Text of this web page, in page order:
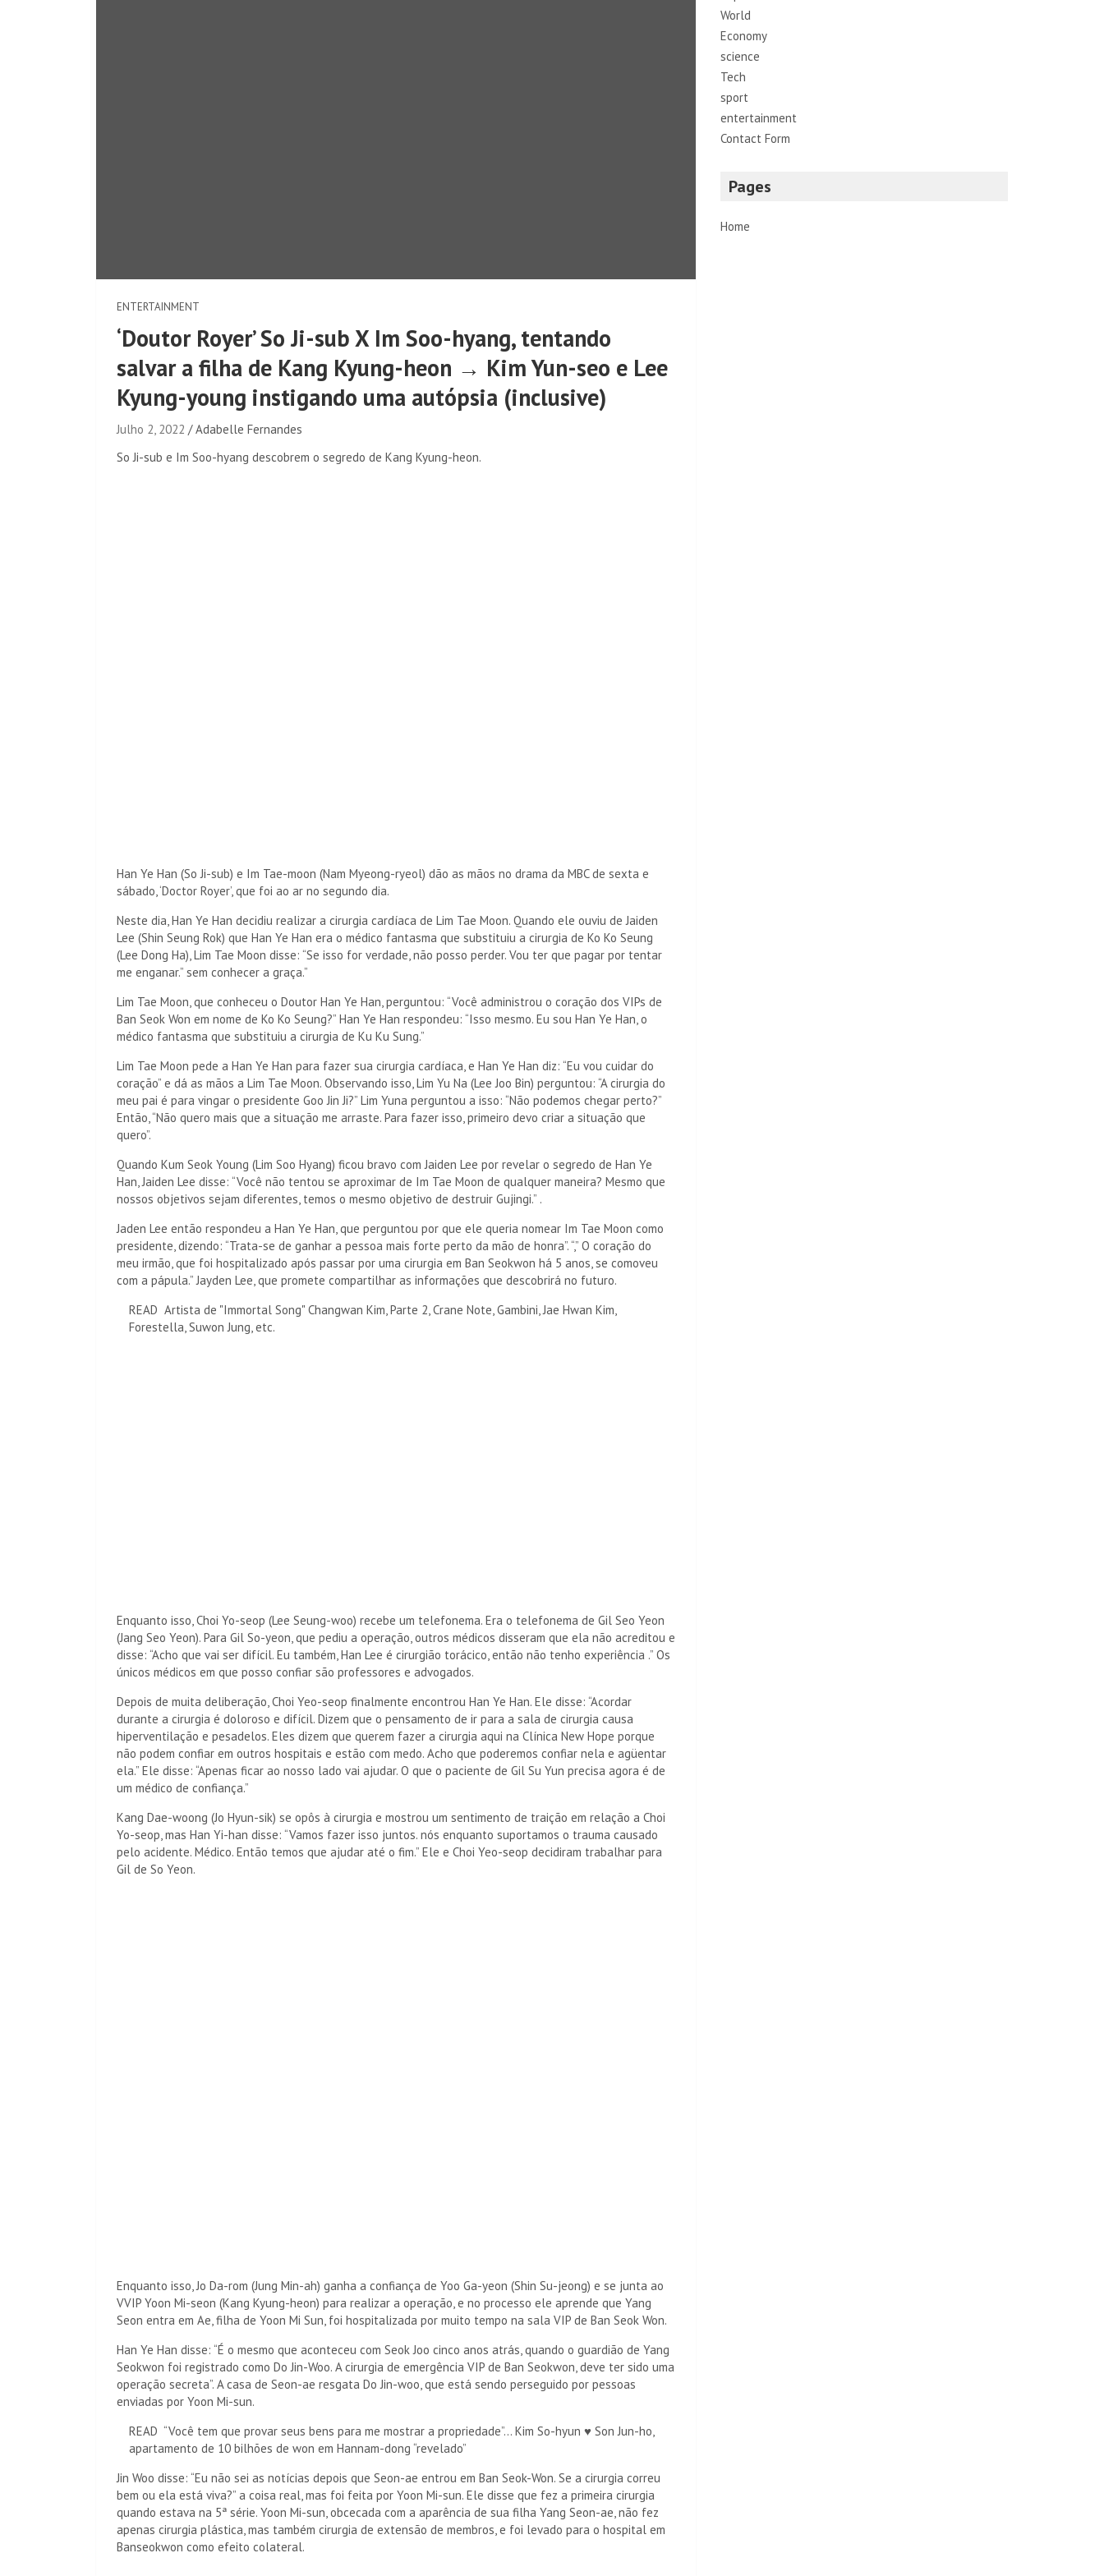
ENTERTAINMENT
‘Doutor Royer’ So Ji-sub X Im Soo-hyang, tentando
salvar a filha de Kang Kyung-heon → Kim Yun-seo e Lee
Kyung-young instigando uma autópsia (inclusive)
Julho 2, 2022
Adabelle Fernandes
So Ji-sub e Im Soo-hyang descobrem o segredo de Kang Kyung-heon.
Han Ye Han (So Ji-sub) e Im Tae-moon (Nam Myeong-ryeol) dão as mãos no drama da MBC de sexta e
sábado, ‘Doctor Royer’, que foi ao ar no segundo dia.
Neste dia, Han Ye Han decidiu realizar a cirurgia cardíaca de Lim Tae Moon. Quando ele ouviu de Jaiden
Lee (Shin Seung Rok) que Han Ye Han era o médico fantasma que substituiu a cirurgia de Ko Ko Seung
(Lee Dong Ha), Lim Tae Moon disse: “Se isso for verdade, não posso perder. Vou ter que pagar por tentar
me enganar.” sem conhecer a graça.”
Lim Tae Moon, que conheceu o Doutor Han Ye Han, perguntou: “Você administrou o coração dos VIPs de
Ban Seok Won em nome de Ko Ko Seung?” Han Ye Han respondeu: “Isso mesmo. Eu sou Han Ye Han, o
médico fantasma que substituiu a cirurgia de Ku Ku Sung.”
Lim Tae Moon pede a Han Ye Han para fazer sua cirurgia cardíaca, e Han Ye Han diz: “Eu vou cuidar do
coração” e dá as mãos a Lim Tae Moon. Observando isso, Lim Yu Na (Lee Joo Bin) perguntou: “A cirurgia do
meu pai é para vingar o presidente Goo Jin Ji?” Lim Yuna perguntou a isso: “Não podemos chegar perto?”
Então, “Não quero mais que a situação me arraste. Para fazer isso, primeiro devo criar a situação que
quero”.
Quando Kum Seok Young (Lim Soo Hyang) ficou bravo com Jaiden Lee por revelar o segredo de Han Ye
Han, Jaiden Lee disse: “Você não tentou se aproximar de Im Tae Moon de qualquer maneira? Mesmo que
nossos objetivos sejam diferentes, temos o mesmo objetivo de destruir Gujingi.” .
Jaden Lee então respondeu a Han Ye Han, que perguntou por que ele queria nomear Im Tae Moon como
presidente, dizendo: “Trata-se de ganhar a pessoa mais forte perto da mão de honra”. “,” O coração do
meu irmão, que foi hospitalizado após passar por uma cirurgia em Ban Seokwon há 5 anos, se comoveu
com a pápula.” Jayden Lee, que promete compartilhar as informações que descobrirá no futuro.
READ Artista de "Immortal Song" Changwan Kim, Parte 2, Crane Note, Gambini, Jae Hwan Kim,
Forestella, Suwon Jung, etc.
Enquanto isso, Choi Yo-seop (Lee Seung-woo) recebe um telefonema. Era o telefonema de Gil Seo Yeon
(Jang Seo Yeon). Para Gil So-yeon, que pediu a operação, outros médicos disseram que ela não acreditou e
disse: “Acho que vai ser difícil. Eu também, Han Lee é cirurgião torácico, então não tenho experiência .” Os
únicos médicos em que posso confiar são professores e advogados.
Depois de muita deliberação, Choi Yeo-seop finalmente encontrou Han Ye Han. Ele disse: “Acordar
durante a cirurgia é doloroso e difícil. Dizem que o pensamento de ir para a sala de cirurgia causa
hiperventilação e pesadelos. Eles dizem que querem fazer a cirurgia aqui na Clínica New Hope porque
não podem confiar em outros hospitais e estão com medo. Acho que poderemos confiar nela e agüentar
ela.” Ele disse: “Apenas ficar ao nosso lado vai ajudar. O que o paciente de Gil Su Yun precisa agora é de
um médico de confiança.”
Kang Dae-woong (Jo Hyun-sik) se opôs à cirurgia e mostrou um sentimento de traição em relação a Choi
Yo-seop, mas Han Yi-han disse: “Vamos fazer isso juntos. nós enquanto suportamos o trauma causado
pelo acidente. Médico. Então temos que ajudar até o fim.” Ele e Choi Yeo-seop decidiram trabalhar para
Gil de So Yeon.
Enquanto isso, Jo Da-rom (Jung Min-ah) ganha a confiança de Yoo Ga-yeon (Shin Su-jeong) e se junta ao
VVIP Yoon Mi-seon (Kang Kyung-heon) para realizar a operação, e no processo ele aprende que Yang
Seon entra em Ae, filha de Yoon Mi Sun, foi hospitalizada por muito tempo na sala VIP de Ban Seok Won.
Han Ye Han disse: “É o mesmo que aconteceu com Seok Joo cinco anos atrás, quando o guardião de Yang
Seokwon foi registrado como Do Jin-Woo. A cirurgia de emergência VIP de Ban Seokwon, deve ter sido uma
operação secreta”. A casa de Seon-ae resgata Do Jin-woo, que está sendo perseguido por pessoas
enviadas por Yoon Mi-sun.
READ “Você tem que provar seus bens para me mostrar a propriedade”... Kim So-hyun ♥ Son Jun-ho,
apartamento de 10 bilhões de won em Hannam-dong “revelado”
Jin Woo disse: “Eu não sei as notícias depois que Seon-ae entrou em Ban Seok-Won. Se a cirurgia correu
bem ou ela está viva?” a coisa real, mas foi feita por Yoon Mi-sun. Ele disse que fez a primeira cirurgia
quando estava na 5ª série. Yoon Mi-sun, obcecada com a aparência de sua filha Yang Seon-ae, não fez
apenas cirurgia plástica, mas também cirurgia de extensão de membros, e foi levado para o hospital em
Banseokwon como efeito colateral.
World
Economy
science
Tech
sport
entertainment
Contact Form
Pages
Home